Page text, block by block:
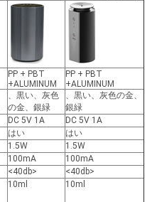
PP + PBT
+ALUMINUM
PP + PBT
+ALUMINUM
、黒い、灰色
の金、銀緑
、黒い、灰色の金、
銀緑
DC 5V 1A
DC 5V 1A
はい
はい
1.5W
1.5W
100mA
100mA
<40db>
<40db>
10ml 10ml